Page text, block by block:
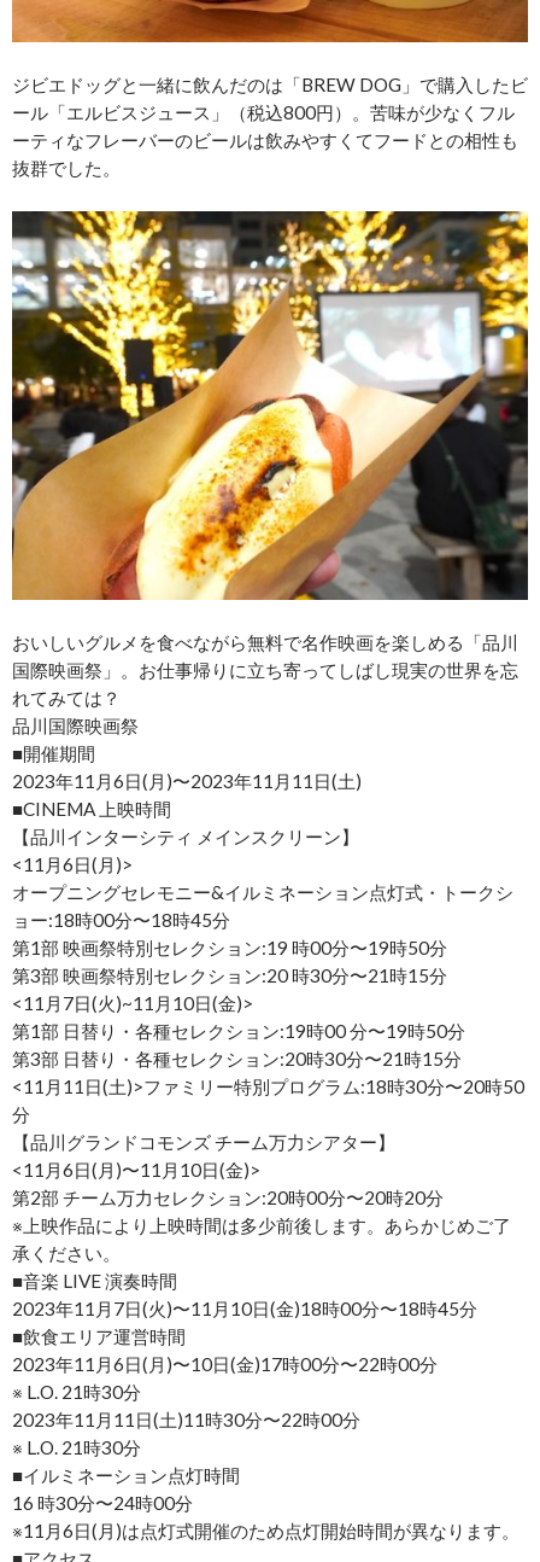
ジビエドッグと一緒に飲んだのは「BREW DOG」で購入したビ
ール「エルビスジュース」（税込800円）。苦味が少なくフル
ーティなフレーバーのビールは飲みやすくてフードとの相性も
抜群でした。
おいしいグルメを食べながら無料で名作映画を楽しめる「品川
国際映画祭」。お仕事帰りに立ち寄ってしばし現実の世界を忘
れてみては？
品川国際映画祭
■開催期間
2023年11月6日(月)〜2023年11月11日(土)
■CINEMA 上映時間
【品川インターシティ メインスクリーン】
<11月6日(月)>
オープニングセレモニー&イルミネーション点灯式・トークシ
ョー:18時00分〜18時45分
第1部 映画祭特別セレクション:19 時00分〜19時50分
第3部 映画祭特別セレクション:20 時30分〜21時15分
<11月7日(火)~11月10日(金)>
第1部 日替り・各種セレクション:19時00 分〜19時50分
第3部 日替り・各種セレクション:20時30分〜21時15分
<11月11日(土)>ファミリー特別プログラム:18時30分〜20時50
分
【品川グランドコモンズ チーム万力シアター】
<11月6日(月)〜11月10日(金)>
第2部 チーム万力セレクション:20時00分〜20時20分
※上映作品により上映時間は多少前後します。あらかじめご了
承ください。
■音楽 LIVE 演奏時間
2023年11月7日(火)〜11月10日(金)18時00分〜18時45分
■飲食エリア運営時間
2023年11月6日(月)〜10日(金)17時00分〜22時00分
※ L.O. 21時30分
2023年11月11日(土)11時30分〜22時00分
※ L.O. 21時30分
■イルミネーション点灯時間
16 時30分〜24時00分
※11月6日(月)は点灯式開催のため点灯開始時間が異なります。